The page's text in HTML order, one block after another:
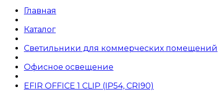
Главная
Каталог
Светильники для коммерческих помещений
Офисное освещение
EFIR OFFICE 1 CLIP (IP54, CRI90)